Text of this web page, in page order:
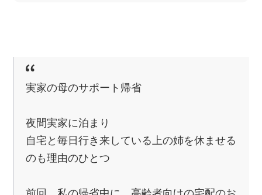
実家の母のサポート帰省
夜間実家に泊まり
自宅と毎日行き来している上の姉を休ませる
のも理由のひとつ